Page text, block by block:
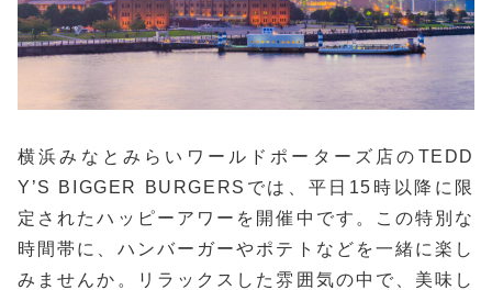
横浜みなとみらいワールドポーターズ店のTEDD
Y’S BIGGER BURGERSでは、平日15時以降に限
定されたハッピーアワーを開催中です。この特別な
時間帯に、ハンバーガーやポテトなどを一緒に楽し
みませんか。リラックスした雰囲気の中で、美味し